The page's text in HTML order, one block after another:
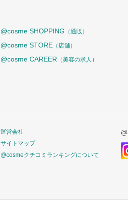
@cosme SHOPPING （通販）
@cosme STORE （店舗）
@cosme CAREER （美容の求人）
運営会社
サイトマップ
@cosmeクチコミランキングについて